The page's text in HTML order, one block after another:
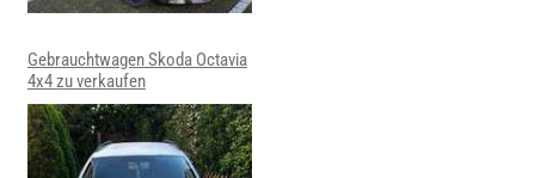
Gebrauchtwagen Skoda Octavia
4x4 zu verkaufen